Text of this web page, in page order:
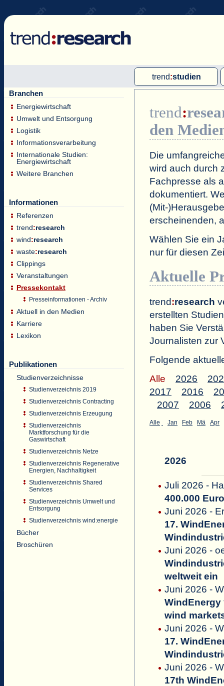
trend:studien
Single-Client-Studien
Internationale Markt Reports
Branchen
Energiewirtschaft
Umwelt und Entsorgung
Logistik
Informationsverarbeitung
Internationale Studien:
Energiewirtschaft
Weitere Branchen
Informationen
Referenzen
trend:research
wind:research
waste:research
Clippings
Veranstaltungen
Pressekontakt
Presseinformationen - Archiv
Aktuell in den Medien
Karriere
Lexikon
Publikationen
Studienverzeichnisse
Studienverzeichnis 2019
Studienverzeichnis Contracting
Studienverzeichnis Erzeugung
Studienverzeichnis
Marktforschung für die
Gaswirtschaft
Studienverzeichnis Netze
Studienverzeichnis Regenerative
Energien, Nachhaltigkeit
Studienverzeichnis Shared
Services
Studienverzeichnis Umwelt und
Entsorgung
Studienverzeichnis wind:energie
Bücher
Broschüren
trend:
den
Die
wird auch durch
Fachpresse als
dokumentiert.
(Mit-
erscheinenden,
Wählen Sie ein
nur für diesen
Aktuelle
trend:research
erstellten
haben Sie
Journalisten zur
Folgende
Alle
2026
2017
2016
2007
2006
Alle Jan Feb Mä Apr
2026
Juli 2026 -
400.000
Juni 2026 -
17.
Juni 2026 -
weltweit ein
Juni 2026 -
WindEnergy
wind
Juni 2026 -
17.
Juni 2026 -
17th